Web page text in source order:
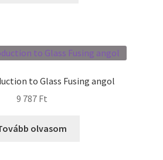
to Glass Fusing angol
9 787 Ft
olvasom